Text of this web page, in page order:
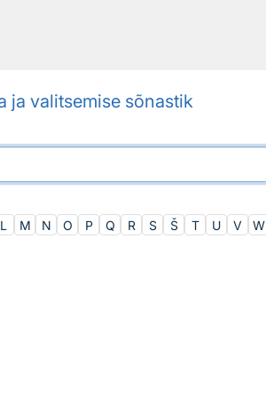
ja valitsemise sõnastik
L M N O P Q R S Š T U V W